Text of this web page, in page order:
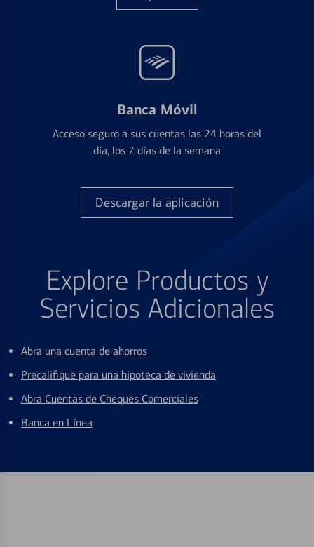
Banca Móvil
Acceso seguro a sus cuentas las 24 horas del
día, los 7 días de la semana
Descargar la aplicación
Explore Productos y
Servicios Adicionales
Abra una cuenta de ahorros
Precalifique para una hipoteca de vivienda
Abra Cuentas de Cheques Comerciales
Banca en Línea